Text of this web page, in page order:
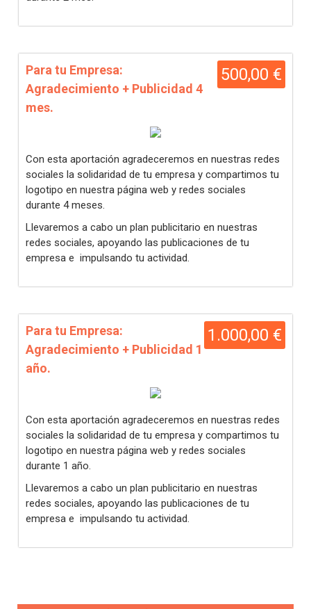
500,00 €
Para tu Empresa:
Agradecimiento + Publicidad 4
mes.
Con esta aportación agradeceremos en nuestras redes
sociales la solidaridad de tu empresa y compartimos tu
logotipo en nuestra página web y redes sociales
durante 4 meses.
Llevaremos a cabo un plan publicitario en nuestras
redes sociales, apoyando las publicaciones de tu
empresa e impulsando tu actividad.
1.000,00 €
Para tu Empresa:
Agradecimiento + Publicidad 1
año.
Con esta aportación agradeceremos en nuestras redes
sociales la solidaridad de tu empresa y compartimos tu
logotipo en nuestra página web y redes sociales
durante 1 año.
Llevaremos a cabo un plan publicitario en nuestras
redes sociales, apoyando las publicaciones de tu
empresa e impulsando tu actividad.